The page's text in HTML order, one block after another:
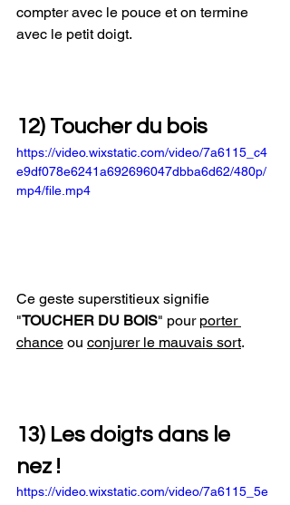
compter avec le pouce et on termine
avec le petit doigt.
12) Toucher du bois
https://video.wixstatic.com/video/7a6115_c4
e9df078e6241a692696047dbba6d62/480p/
mp4/file.mp4
Ce geste superstitieux signifie
"TOUCHER DU BOIS" pour porter
chance ou conjurer le mauvais sort.
13) Les doigts dans le
nez !
https://video.wixstatic.com/video/7a6115_5e